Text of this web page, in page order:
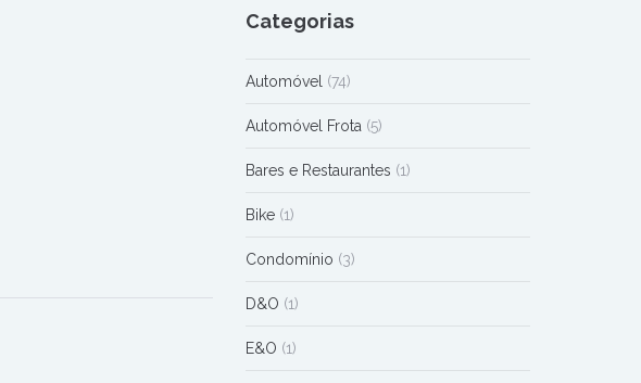
Categorias
Automóvel (74)
Automóvel Frota (5)
Bares e Restaurantes (1)
Bike(1)
Condomínio (3)
D&O (1)
E&O (1)